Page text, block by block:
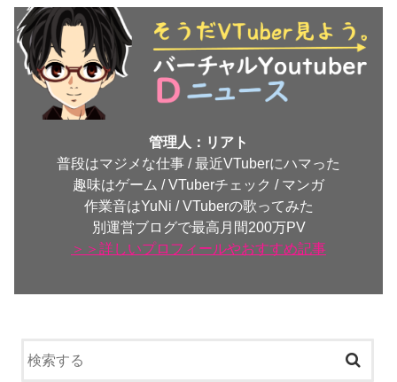
管理人：リアト
普段はマジメな仕事 / 最近VTuberにハマった
趣味はゲーム / VTuberチェック / マンガ
作業音はYuNi / VTuberの歌ってみた
別運営ブログで最高月間200万PV
＞＞詳しいプロフィールやおすすめ記事